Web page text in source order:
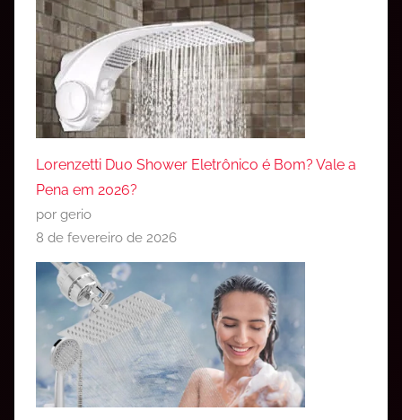
Lorenzetti Duo Shower Eletrônico é Bom? Vale a
Pena em 2026?
por gerio
8 de fevereiro de 2026